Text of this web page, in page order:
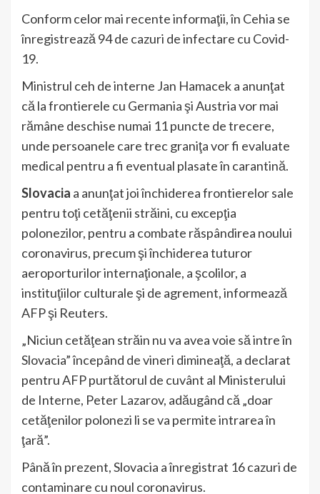
Conform celor mai recente informaţii, în Cehia se
înregistrează 94 de cazuri de infectare cu Covid-
19.
Ministrul ceh de interne Jan Hamacek a anunţat
că la frontierele cu Germania şi Austria vor mai
rămâne deschise numai 11 puncte de trecere,
unde persoanele care trec graniţa vor fi evaluate
medical pentru a fi eventual plasate în carantină.
Slovacia a anunţat joi închiderea frontierelor sale
pentru toţi cetăţenii străini, cu excepţia
polonezilor, pentru a combate răspândirea noului
coronavirus, precum şi închiderea tuturor
aeroporturilor internaţionale, a şcolilor, a
instituţiilor culturale şi de agrement, informează
AFP şi Reuters.
„Niciun cetăţean străin nu va avea voie să intre în
Slovacia” începând de vineri dimineaţă, a declarat
pentru AFP purtătorul de cuvânt al Ministerului
de Interne, Peter Lazarov, adăugând că „doar
cetăţenilor polonezi li se va permite intrarea în
ţară”.
Până în prezent, Slovacia a înregistrat 16 cazuri de
contaminare cu noul coronavirus.